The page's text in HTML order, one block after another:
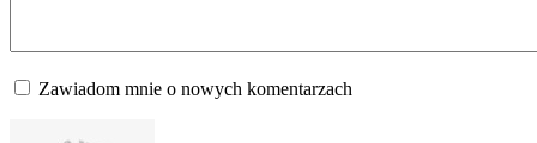
Zawiadom mnie o nowych komentarzach